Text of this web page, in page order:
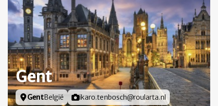
Gent
Locatie
GentBelgië Foto door
ikaro.tenbosch@roularta.nl